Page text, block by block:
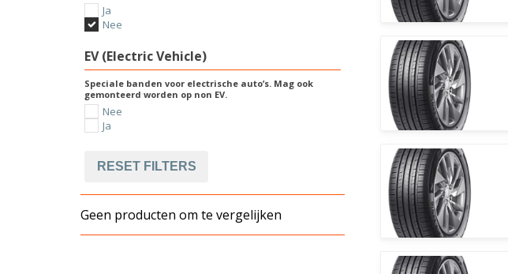
Ja
Nee
EV (Electric Vehicle)
Speciale banden voor electrische auto’s. Mag ook
gemonteerd worden op non EV.
Nee
Ja
RESET FILTERS
Geen producten om te vergelijken